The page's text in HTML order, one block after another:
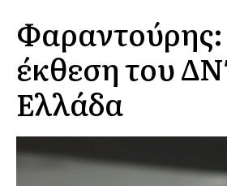
Φαραντούρης:
έκθεση του
Ελλάδα